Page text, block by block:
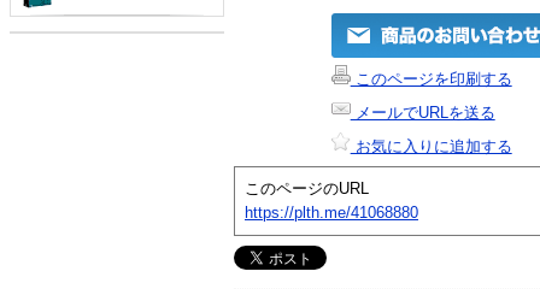
このページを印刷する
メールでURLを送る
お気に入りに追加する
このページのURL
https://plth.me/41068880